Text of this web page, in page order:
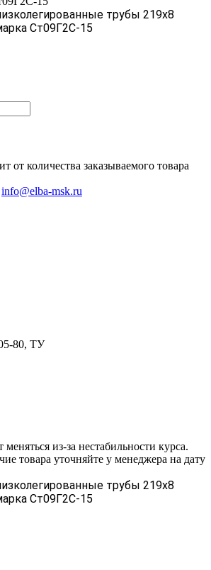
трубы 219х8
Ст09Г2С-15
от количества заказываемого товара
info@elba-msk.ru
80, ТУ
из-за нестабильности курса.
товара уточняйте у менеджера на дату
трубы 219х8
Ст09Г2С-15